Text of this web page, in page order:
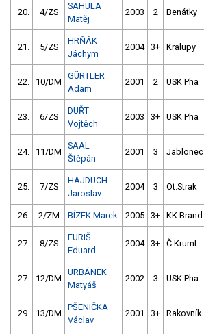
20. 4/ZS
SAHULA
Matěj
2003 2 Benátky
21. 5/ZS
HRŇÁK
Jáchym
2004 3+ Kralupy
22. 10/DM
GÜRTLER
Adam
2001 2 USK Pha
23. 6/ZS
DUŘT
Vojtěch
2003 3+ USK Pha
24. 11/DM
SAAL
Štěpán
2001 3 Jablonec
25. 7/ZS
HAJDUCH
Jaroslav
2004 3 Ot.Strak
26. 2/ZM BÍZEK Marek 2005 3+ KK Brand
27. 8/ZS
FURIŠ
Eduard
2004 3+ Č.Kruml.
27. 12/DM
URBÁNEK
Matyáš
2002 3 USK Pha
29. 13/DM
PŠENIČKA
Václav
2001 3+ Rakovník